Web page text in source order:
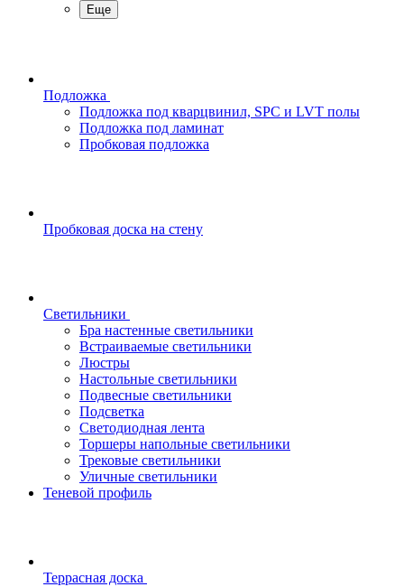
Еще
Подложка
Подложка под кварцвинил, SPC и LVT полы
Подложка под ламинат
Пробковая подложка
Пробковая доска на стену
Светильники
Бра настенные светильники
Встраиваемые светильники
Люстры
Настольные светильники
Подвесные светильники
Подсветка
Светодиодная лента
Торшеры напольные светильники
Трековые светильники
Уличные светильники
Теневой профиль
Террасная доска